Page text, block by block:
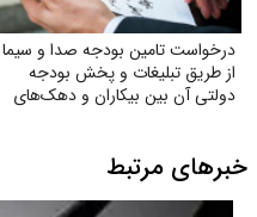
درخواست تامین بودجه صدا و سیما
از طریق تبلیغات و پخش بودجه
دولتی آن بین بیکاران و دهک‌های
خبرهای مرتبط